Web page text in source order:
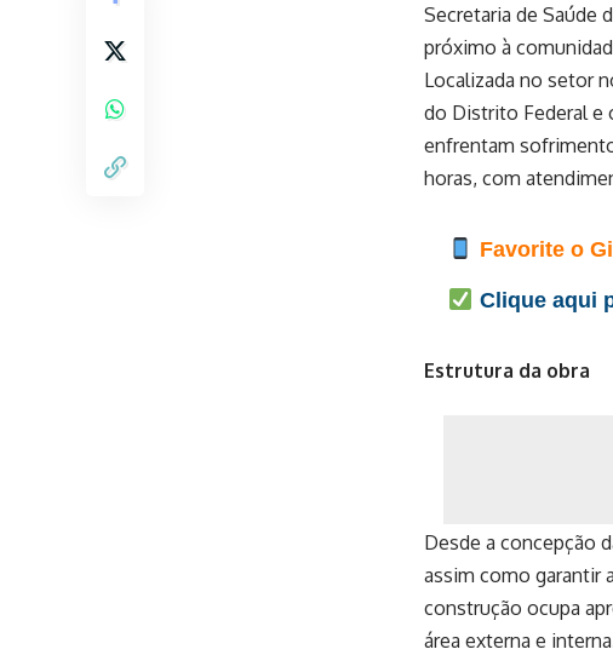
Secretaria de Saúde
próximo à
Localizada no setor
do Distrito Federal e
enfrentam
horas, com
Favorite o
Clique aqui
Estrutura da obra
Desde a concepção
assim como garantir
construção ocupa
área externa e